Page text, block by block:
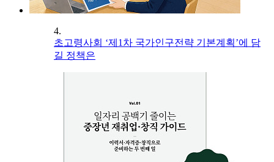
4.
초고령사회 ‘제1차 국가인구전략 기본계획’에 담
길 정책은